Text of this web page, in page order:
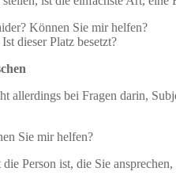
Können Sie mir helfen?
dieser Platz besetzt?
allerdings bei Fragen darin,
Sie mir helfen?
Person ist, die Sie